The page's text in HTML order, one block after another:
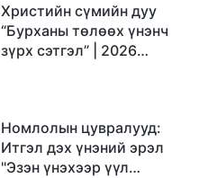
Христийн сүмийн дуу
“Бурханы төлөөх үнэнч
зүрх сэтгэл” | 2026
Номлолын цувралууд:
Итгэл дэх үнэний эрэл
"Эзэн үнэхээр үүл